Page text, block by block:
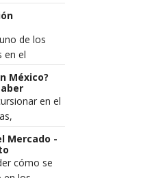
a la
de los
en el
los traders
de ...
México?
en el
¿es
Es...
Mercado -
cómo se